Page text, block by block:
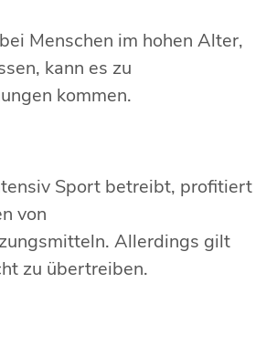
Menschen im hohen Alter,
kann es zu
kommen.
Sport betreibt, profitiert
von
Allerdings gilt
zu übertreiben.